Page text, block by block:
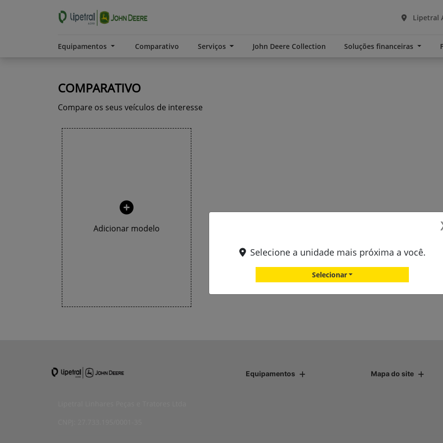
Lipetral
Equipamentos Comparativo Serviços John Deere Collection Soluções financeiras
COMPARATIVO
Compare os seus veículos de interesse
Adicionar modelo
Equipamentos Mapa do site
Selecione a unidade mais próxima a você.
Selecionar